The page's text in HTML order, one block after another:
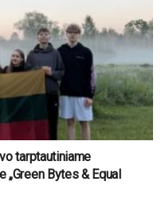
tarptautiniame
„Green Bytes & Equal